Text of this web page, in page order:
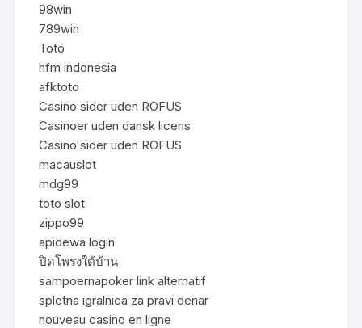
98win
789win
Toto
hfm indonesia
afktoto
Casino sider uden ROFUS
Casinoer uden dansk licens
Casino sider uden ROFUS
macauslot
mdg99
toto slot
zippo99
apidewa login
ปิดโพรงใต้บ้าน
sampoernapoker link alternatif
spletna igralnica za pravi denar
nouveau casino en ligne